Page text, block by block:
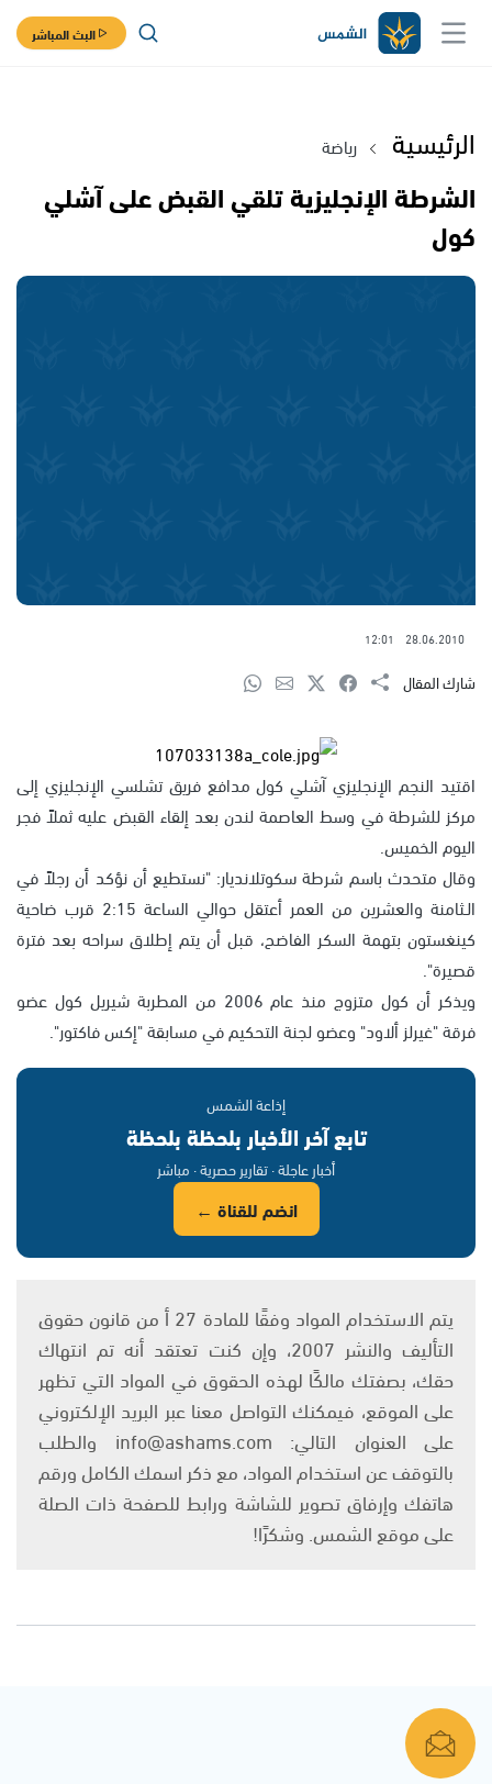
البث المباشر
الرئيسية رياضة
الشرطة الإنجليزية تلقي القبض على آشلي
كول
28.06.2010
12:01
شارك المقال
اقتيد النجم الإنجليزي آشلي كول مدافع فريق تشلسي الإنجليزي إلى
مركز للشرطة في وسط العاصمة لندن بعد إلقاء القبض عليه ثملاً فجر
اليوم الخميس.
وقال متحدث باسم شرطة سكوتلانديار: "نستطيع أن نؤكد أن رجلاً في
الـثامنة والعشرين من العمر أعتقل حوالي الساعة 2:15 قرب ضاحية
كينغستون بتهمة السكر الفاضح، قبل أن يتم إطلاق سراحه بعد فترة
قصيرة".
ويذكر أن كول متزوج منذ عام 2006 من المطربة شيريل كول عضو
فرقة "غيرلز ألاود" وعضو لجنة التحكيم في مسابقة "إكس فاكتور".
إذاعة الشمس
تابع آخر الأخبار بلحظة بلحظة
أخبار عاجلة · تقارير حصرية · مباشر
انضم للقناة ←
يتم الاستخدام المواد وفقًا للمادة 27 أ من قانون حقوق
التأليف والنشر 2007، وإن كنت تعتقد أنه تم انتهاك
حقك، بصفتك مالكًا لهذه الحقوق في المواد التي تظهر
على الموقع، فيمكنك التواصل معنا عبر البريد الإلكتروني
على العنوان التالي: info@ashams.com والطلب
بالتوقف عن استخدام المواد، مع ذكر اسمك الكامل ورقم
هاتفك وإرفاق تصوير للشاشة ورابط للصفحة ذات الصلة
على موقع الشمس. وشكرًا!